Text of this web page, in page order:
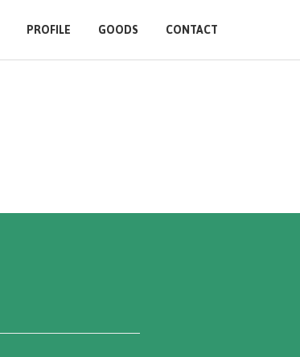
PROFILE GOODS CONTACT